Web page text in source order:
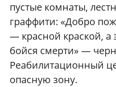
пустые комнаты,
граффити: «Добро
— красной краской,
бойся смерти» —
Реабилитационный
опасную зону.